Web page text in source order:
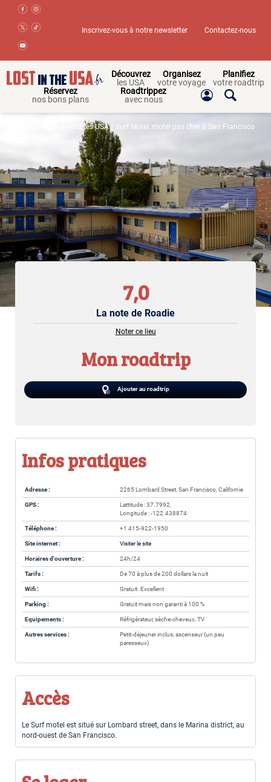
Inscrivez-vous à notre newsletter Contactez-nous
Découvrez
les USA
Organisez
votre voyage
Planifiez
votre roadtrip
Réservez
nos bons plans
Roadtrippez
avec nous
Découvrez les USA/ Surf Motel, motel pas cher à San Francisco
7,0
La note de Roadie
Noter ce lieu
Mon roadtrip
Ajouter au roadtrip
Infos pratiques
Adresse : 2265 Lombard Street, San Francisco, Californie
GPS :
Lattitude : 37.7992,
Longitude : -122.438874
Téléphone : +1 415-922-1950
Site internet : Visiter le site
Horaires d'ouverture : 24h/24
Tarifs : De 70 à plus de 200 dollars la nuit
Wifi : Gratuit. Excellent
Parking : Gratuit mais non garanti à 100 %
Equipements : Réfrigérateur, sèche-cheveux, TV
Autres services :
Petit-déjeuner inclus, ascenseur (un peu
paresseux)
Accès
Le Surf motel est situé sur Lombard street, dans le Marina district, au
nord-ouest de San Francisco.